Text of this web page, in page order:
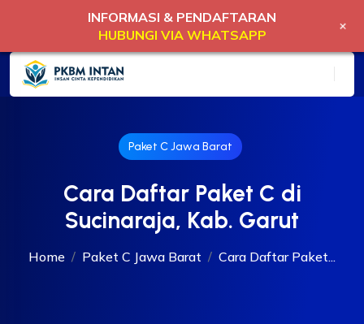
Paket C Jawa Barat
Cara Daftar Paket C di
Sucinaraja, Kab. Garut
Home Paket C Jawa Barat Cara Daftar Paket...
INFORMASI & PENDAFTARAN
HUBUNGI VIA WHATSAPP
+